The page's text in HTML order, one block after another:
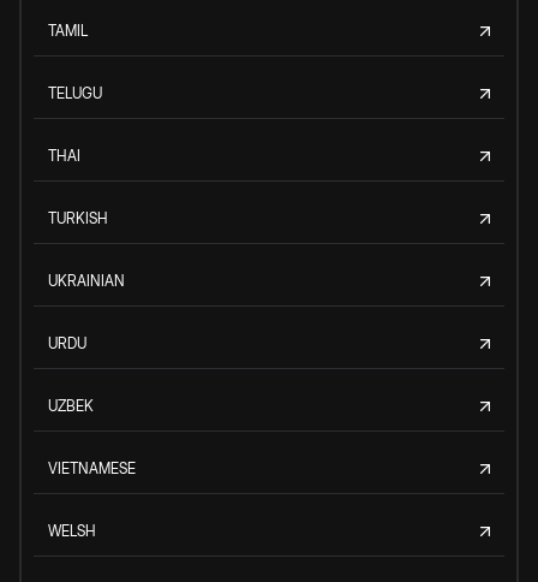
TAMIL
TELUGU
THAI
TURKISH
UKRAINIAN
URDU
UZBEK
VIETNAMESE
WELSH